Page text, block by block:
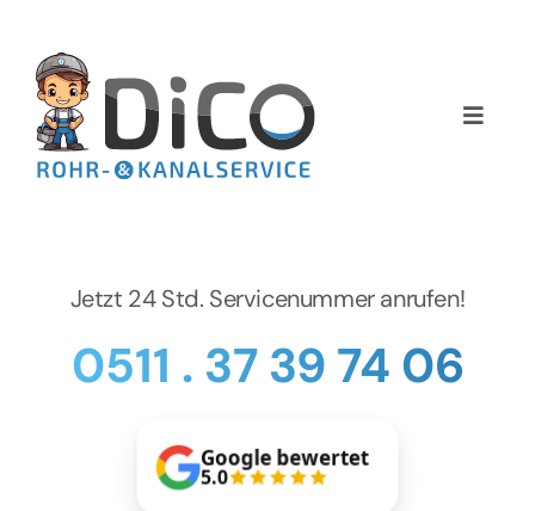
springen
Toggle
Home
NEWS
Jetzt 24 Std. Servicenummer anrufen!
0511 . 37 39 74 06
Google bewertet
5.0